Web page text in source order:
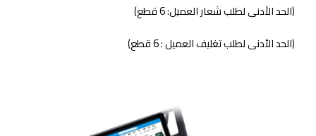
(الحد الأدنى لطلب شعار العميل: 6 قطع)
(الحد الأدنى لطلب تغليف العميل : 6 قطع)